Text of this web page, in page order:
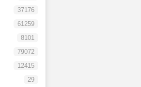
37176
61259
8101
79072
12415
29